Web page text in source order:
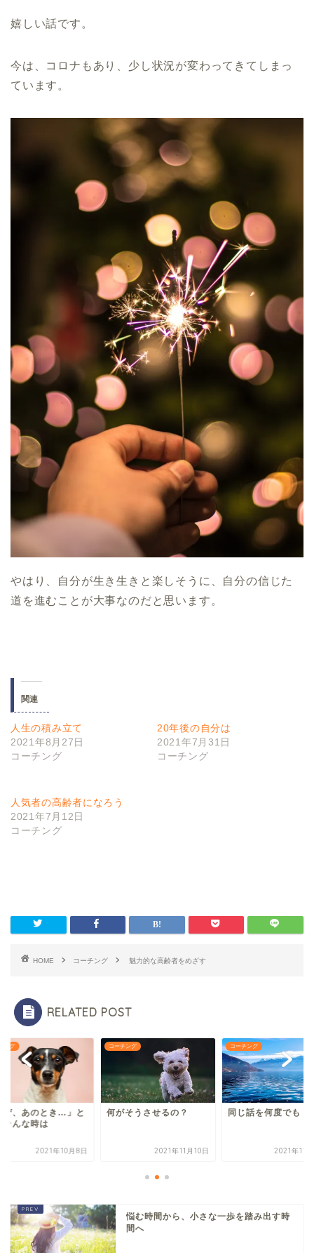
嬉しい話です。
今は、コロナもあり、少し状況が変わってきてしまっ
ています。
やはり、自分が生き生きと楽しそうに、自分の信じた
道を進むことが大事なのだと思います。
関連
人生の積み立て
2021年8月27日
コーチング
20年後の自分は
2021年7月31日
コーチング
人気者の高齢者になろう
2021年7月12日
コーチング
HOME コーチング 魅力的な高齢者をめざす
RELATED POST
ング
ぜ、あのとき…」と
そんな時は
2021年10月8日
コーチング
何がそうさせるの？
2021年11月10日
コーチング
同じ話を何度でも
2021年11
悩む時間から、小さな一歩を踏み出す時
間へ